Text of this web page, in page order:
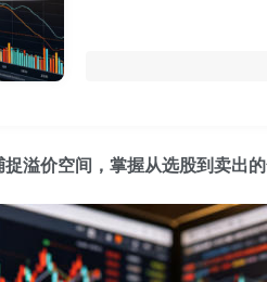
溢价空间，掌握从选股到卖出